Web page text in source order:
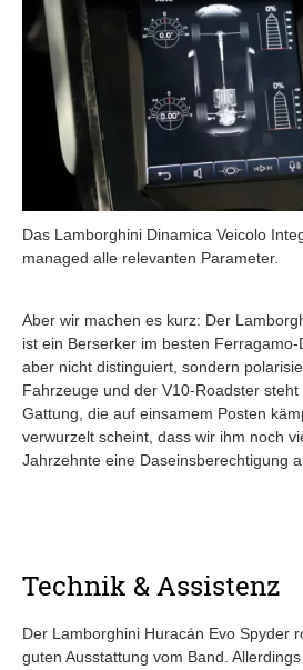
Das Lamborghini Dinamica Veicolo
managed alle relevanten Parameter.
Aber wir machen es kurz: Der
ist ein Berserker im besten Ferragamo-
aber nicht distinguiert, sondern
Fahrzeuge und der V10-Roadster
Gattung, die auf einsamem Posten
verwurzelt scheint, dass wir ihm noch
Jahrzehnte eine Daseinsberechtigung
Technik & Assistenz
Der Lamborghini Huracán Evo Spyder
guten Ausstattung vom Band.